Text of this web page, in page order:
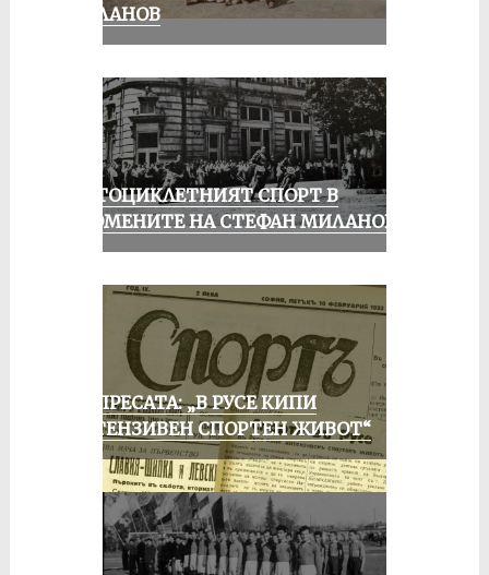
МИЛАНОВ
МОТОЦИКЛЕТНИЯТ СПОРТ В
СПОМЕНИТЕ НА СТЕФАН МИЛАНОВ
ОТ ПРЕСАТА: „В РУСЕ КИПИ
ИНТЕНЗИВЕН СПОРТЕН ЖИВОТ“